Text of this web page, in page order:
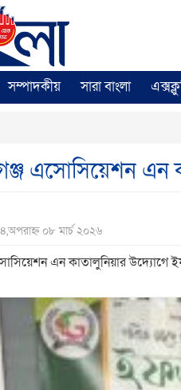
সম্পাদকীয় সারা বাংলা
এসোসিয়েশন এন
০৮ মার্চ ২০২৬
এন কাতালুনিয়ার উদ্যোগে